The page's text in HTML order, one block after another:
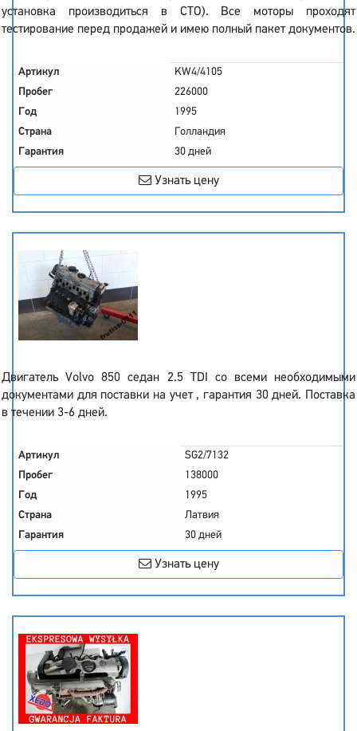
установка производиться в СТО). Все моторы проходят
тестирование перед продажей и имею полный пакет документов.
Артикул
KW4/4105
Пробег
226000
Год
1995
Страна
Голландия
Гарантия
30 дней
Узнать цену
Двигатель Volvo 850 седан 2.5 TDI со всеми необходимыми
документами для поставки на учет , гарантия 30 дней. Поставка
в течении 3-6 дней.
Артикул
SG2/7132
Пробег
138000
Год
1995
Страна
Латвия
Гарантия
30 дней
Узнать цену